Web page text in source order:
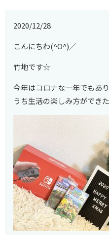
2020/12/28
こんにちわ(^O^)／
竹地です☆
今年はコロナな一年でもあ
うち生活の楽しみ方ができ